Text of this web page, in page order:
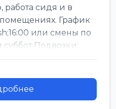
работа сидя и в
График
или смены по
суббот Подвозки: